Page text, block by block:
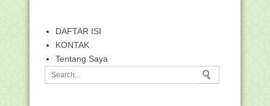
DAFTAR ISI
KONTAK
Tentang Saya